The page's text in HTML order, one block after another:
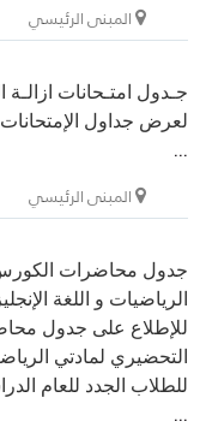
المبنى الرئيسي
جـدول امتـحانات
لعرض جداول الإمتحانات
...
المبنى الرئيسي
جدول محاضرات
الرياضيات و اللغة
للإطلاع على جدول
التحضيري لمادتي
للطلاب الجدد للعام الدراسي
...